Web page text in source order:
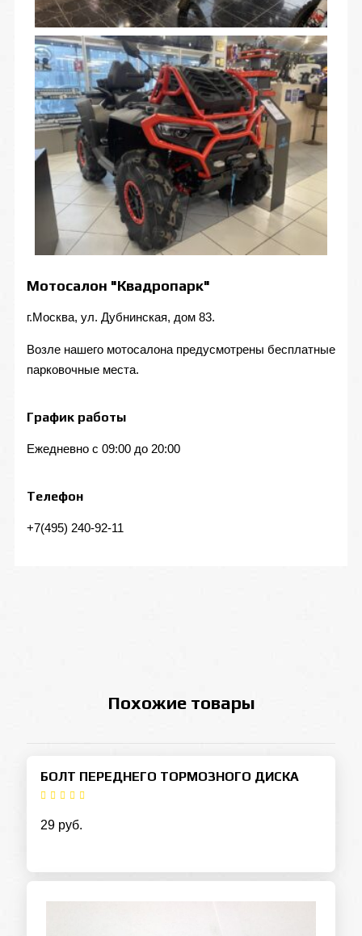
Мотосалон "Квадропарк"
г.Москва, ул. Дубнинская, дом 83.
Возле нашего мотосалона предусмотрены бесплатные
парковочные места.
График работы
Ежедневно с 09:00 до 20:00
Телефон
+7(495) 240-92-11
Похожие товары
БОЛТ ПЕРЕДНЕГО ТОРМОЗНОГО ДИСКА
29 руб.